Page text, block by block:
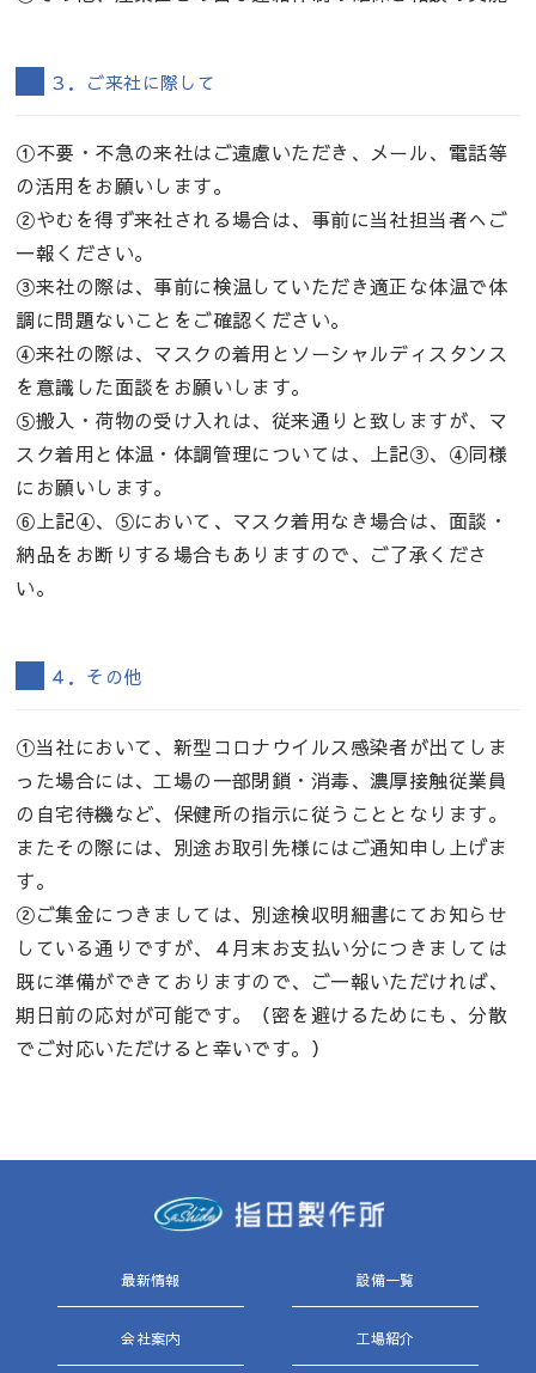
３．ご来社に際して
①不要・不急の来社はご遠慮いただき、メール、電話等
の活用をお願いします。
②やむを得ず来社される場合は、事前に当社担当者へご
一報ください。
③来社の際は、事前に検温していただき適正な体温で体
調に問題ないことをご確認ください。
④来社の際は、マスクの着用とソーシャルディスタンス
を意識した面談をお願いします。
⑤搬入・荷物の受け入れは、従来通りと致しますが、マ
スク着用と体温・体調管理については、上記③、④同様
にお願いします。
⑥上記④、⑤において、マスク着用なき場合は、面談・
納品をお断りする場合もありますので、ご了承くださ
い。
４．その他
①当社において、新型コロナウイルス感染者が出てしま
った場合には、工場の一部閉鎖・消毒、濃厚接触従業員
の自宅待機など、保健所の指示に従うこととなります。
またその際には、別途お取引先様にはご通知申し上げま
す。
②ご集金につきましては、別途検収明細書にてお知らせ
している通りですが、４月末お支払い分につきましては
既に準備ができておりますので、ご一報いただければ、
期日前の応対が可能です。（密を避けるためにも、分散
でご対応いただけると幸いです。）
最新情報 設備一覧
会社案内 工場紹介